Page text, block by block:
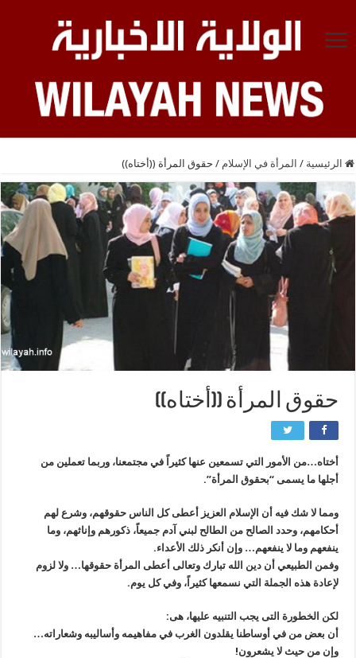
الرئيسية / المرأة في الإسلام / حقوق المرأة ((أختاه))
حقوق المرأة ((أختاه))
أختاه…من الأمور التي تسمعين عنها كثيراً في مجتمعنا، وربما تعملين من
أجلها ما يسمى “بحقوق المرأة”.
ومما لا شك فيه أن الإسلام العزيز أعطى كل الناس حقوقهم، وشرع لهم
أحكامهم، وحدد الصالح من الطالح لبني آدم جميعاً، ذكورهم وإناثهم، وما
ينفعهم وما لا ينفعهم… وإن أنكر ذلك الأعداء.
وفمن الطبيعي أن دين الله تبارك وتعالى أعطى المرأة حقوقها… ولا لزوم
لإعادة هذه الجملة التي نسمعها كثيراً، وفي كل يوم.
لكن الخطورة التى يجب التنبيه عليها، هى:
أن بعض من في أوساطنا يقلدون الغرب في مفاهيمه وأساليبه وشعاراته…
وإن من حيث لا يشعرون!